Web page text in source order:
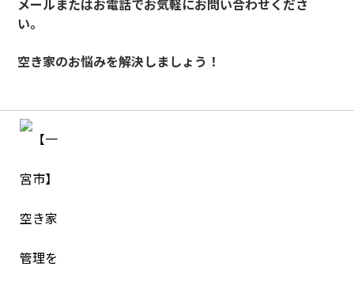
メールまたはお電話でお気軽にお問い合わせくださ
い。
空き家のお悩みを解決しましょう！